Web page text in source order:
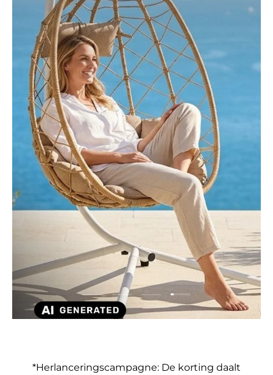
Dia laden 1 van 4
Dia laden 2 van 4
Dia laden 3 van 4
Dia laden 4 van 4
*Herlanceringscampagne: De korting daalt